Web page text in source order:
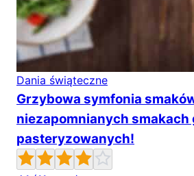
Dania świąteczne
Grzybowa symfonia
niezapomnianych smakach
pasteryzowanych!